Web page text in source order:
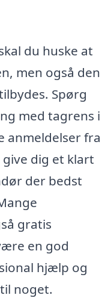
du huske at
men også den
Spørg
med tagrens i
anmeldelser fra
dig et klart
der bedst
gratis
en god
hjælp og
noget.